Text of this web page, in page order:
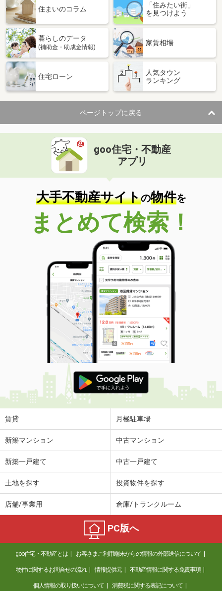
住まいのコラム
「住みたい街」
を見つけよう
暮らしのデータ
(補助金・助成金情報)
家賃相場
住宅ローン
人気タウン
ランキング
ページトップに戻る
goo住宅・不動産
アプリ
大手不動産サイトの物件を
まとめて検索！
賃貸 月極駐車場
新築マンション 中古マンション
新築一戸建て 中古一戸建て
土地を探す 投資物件を探す
店舗/事業用 倉庫/トランクルーム
PC版へ
goo住宅・不動産とは お客さまご利用端末からの情報の外部送信について
物件に関するお問合せの流れ 情報提供元 不動産情報に関する免責事項
個人情報の取り扱いについて 消費税に関する表記について